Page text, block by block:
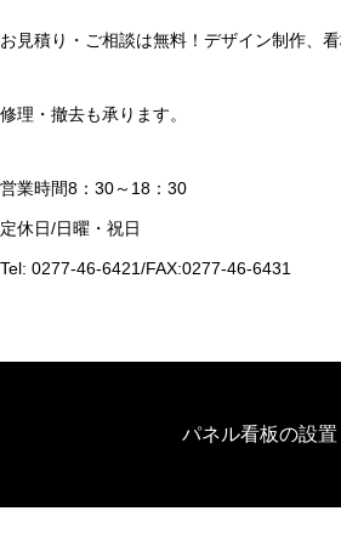
お見積り・ご相談は無料！デザイン制作、
修理・撤去も承ります。
営業時間8：30～18：30
定休日/日曜・祝日
Tel: 0277-46-6421/FAX:0277-46-6431
パネル看板の設